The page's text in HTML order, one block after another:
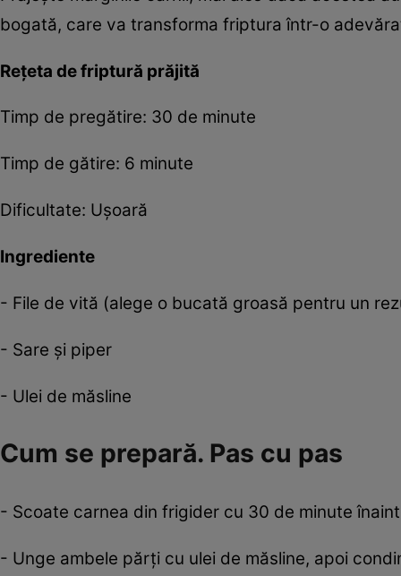
bogată, care va transforma friptura într-o
Rețeta de friptură prăjită
Timp de pregătire: 30 de minute
Timp de gătire: 6 minute
Dificultate: Ușoară
Ingrediente
- File de vită (alege o bucată groasă pentru un
- Sare și piper
- Ulei de măsline
Cum se prepară. Pas cu pas
- Scoate carnea din frigider cu 30 de minute
- Unge ambele părți cu ulei de măsline, apoi